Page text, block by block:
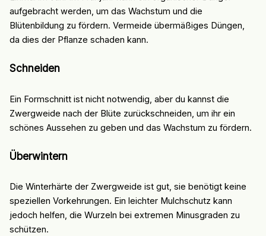
aufgebracht werden, um das Wachstum und die
Blütenbildung zu fördern. Vermeide übermäßiges Düngen,
da dies der Pflanze schaden kann.
Schneiden
Ein Formschnitt ist nicht notwendig, aber du kannst die
Zwergweide nach der Blüte zurückschneiden, um ihr ein
schönes Aussehen zu geben und das Wachstum zu fördern.
Überwintern
Die Winterhärte der Zwergweide ist gut, sie benötigt keine
speziellen Vorkehrungen. Ein leichter Mulchschutz kann
jedoch helfen, die Wurzeln bei extremen Minusgraden zu
schützen.